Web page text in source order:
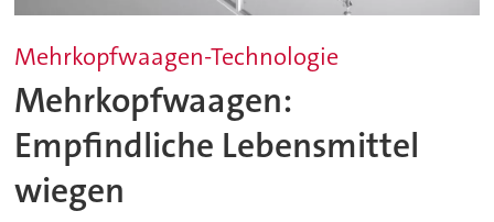
Mehrkopfwaagen-Technologie
Mehrkopfwaagen:
Empfindliche Lebensmittel
wiegen